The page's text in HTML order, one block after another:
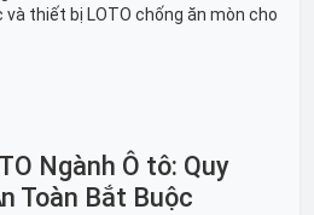
thiết bị LOTO chống ăn mòn cho
Ngành Ô tô: Quy
Toàn Bắt Buộc